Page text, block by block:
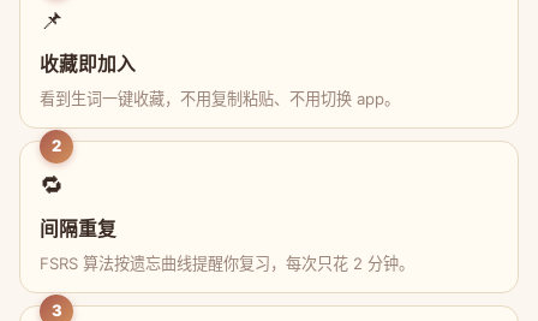
📌
收藏即加入
看到生词一键收藏，不用复制粘贴、不用切换 app。
2
🔁
间隔重复
FSRS 算法按遗忘曲线提醒你复习，每次只花 2 分钟。
3